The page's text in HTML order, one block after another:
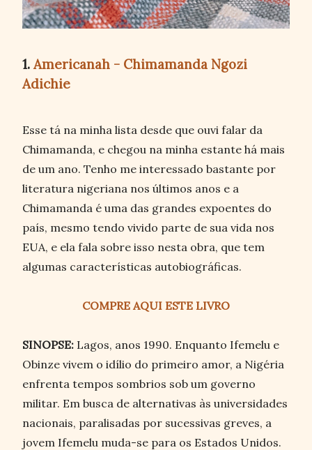
1. Americanah - Chimamanda Ngozi
Adichie
Esse tá na minha lista desde que ouvi falar da
Chimamanda, e chegou na minha estante há mais
de um ano. Tenho me interessado bastante por
literatura nigeriana nos últimos anos e a
Chimamanda é uma das grandes expoentes do
país, mesmo tendo vivido parte de sua vida nos
EUA, e ela fala sobre isso nesta obra, que tem
algumas características autobiográficas.
COMPRE AQUI ESTE LIVRO
SINOPSE: Lagos, anos 1990. Enquanto Ifemelu e
Obinze vivem o idílio do primeiro amor, a Nigéria
enfrenta tempos sombrios sob um governo
militar. Em busca de alternativas às universidades
nacionais, paralisadas por sucessivas greves, a
jovem Ifemelu muda-se para os Estados Unidos.